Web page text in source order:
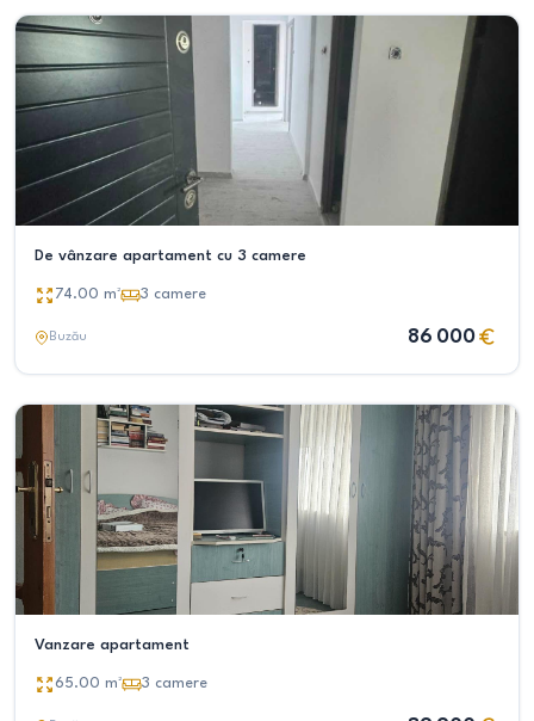
De vânzare apartament cu 3 camere
74.00 m² 3 camere
Buzău 86 000
Vanzare apartament
65.00 m² 3 camere